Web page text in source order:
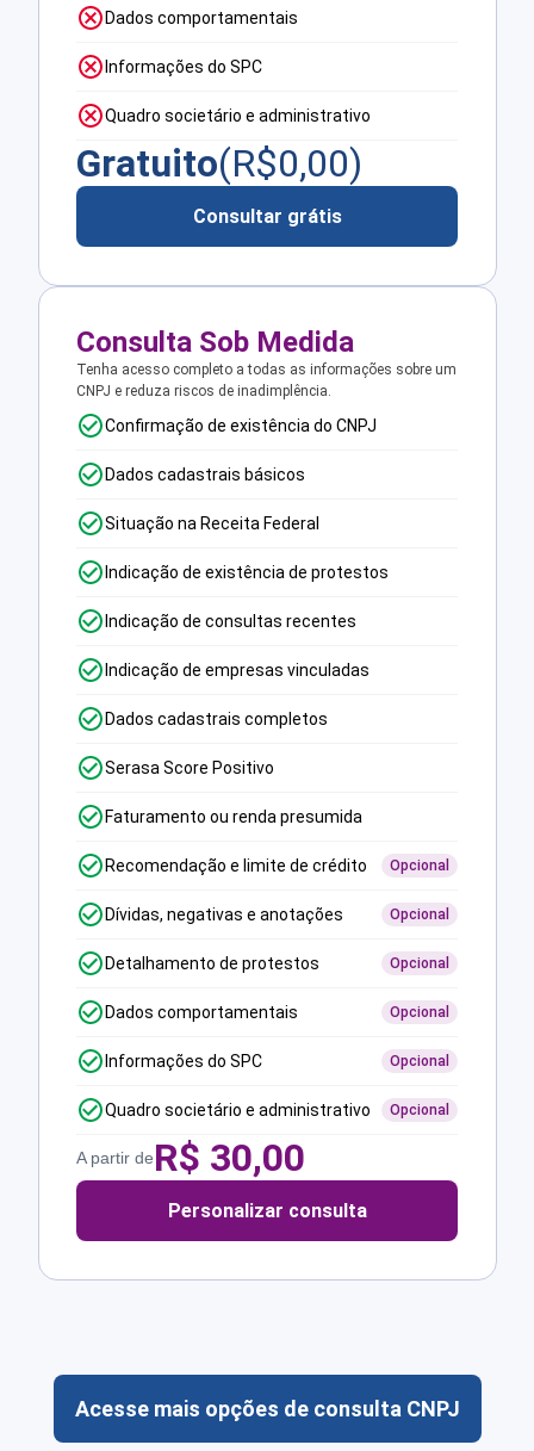
Dados comportamentais
Informações do SPC
Quadro societário e administrativo
Gratuito(R$0,00)
Consultar grátis
Consulta Sob Medida
Tenha acesso completo a todas as informações sobre um
CNPJ e reduza riscos de inadimplência.
Confirmação de existência do CNPJ
Dados cadastrais básicos
Situação na Receita Federal
Indicação de existência de protestos
Indicação de consultas recentes
Indicação de empresas vinculadas
Dados cadastrais completos
Serasa Score Positivo
Faturamento ou renda presumida
Recomendação e limite de crédito Opcional
Dívidas, negativas e anotações Opcional
Detalhamento de protestos Opcional
Dados comportamentais Opcional
Informações do SPC Opcional
Quadro societário e administrativo Opcional
A partir deR$ 30,00
Personalizar consulta
Acesse mais opções de consulta CNPJ